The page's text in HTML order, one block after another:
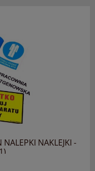
NAKLEJKI -